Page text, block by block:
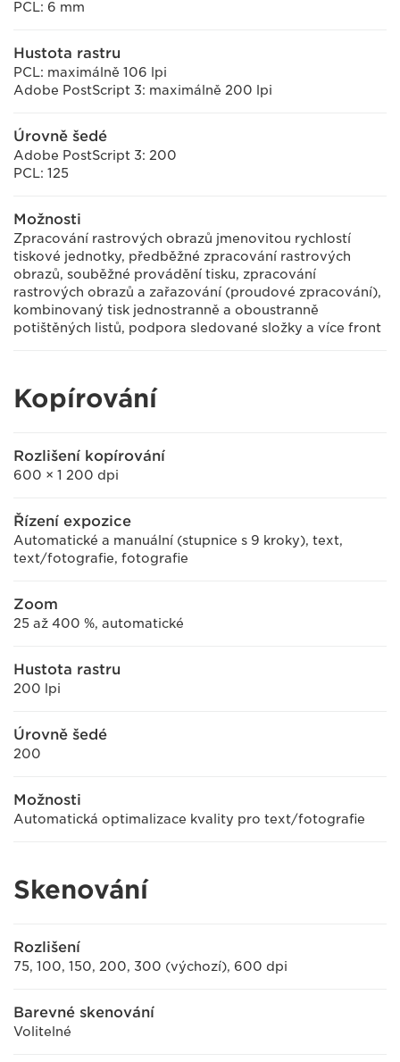
PCL: 6 mm
Hustota rastru
PCL: maximálně 106 lpi
Adobe PostScript 3: maximálně 200 lpi
Úrovně šedé
Adobe PostScript 3: 200
PCL: 125
Možnosti
Zpracování rastrových obrazů jmenovitou rychlostí
tiskové jednotky, předběžné zpracování rastrových
obrazů, souběžné provádění tisku, zpracování
rastrových obrazů a zařazování (proudové zpracování),
kombinovaný tisk jednostranně a oboustranně
potištěných listů, podpora sledované složky a více front
Kopírování
Rozlišení kopírování
600 × 1 200 dpi
Řízení expozice
Automatické a manuální (stupnice s 9 kroky), text,
text/fotografie, fotografie
Zoom
25 až 400 %, automatické
Hustota rastru
200 lpi
Úrovně šedé
200
Možnosti
Automatická optimalizace kvality pro text/fotografie
Skenování
Rozlišení
75, 100, 150, 200, 300 (výchozí), 600 dpi
Barevné skenování
Volitelné